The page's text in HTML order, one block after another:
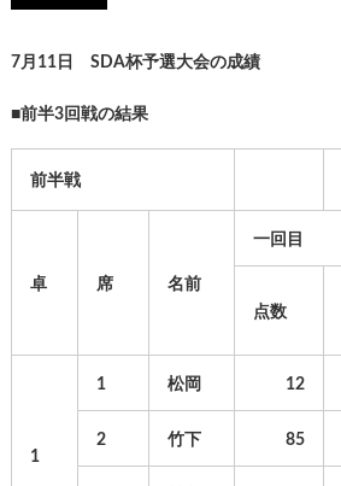
7月11日 SDA杯予選大会の成績
■前半3回戦の結果
前半戦
卓 席 名前
一回目
点数
1
1 松岡 12
2 竹下 85